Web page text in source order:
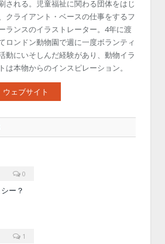
される。児童福祉に関わる団体をはじ
クライアント・ベースの仕事をするフ
ランスのイラストレーター。4年に渡
ロンドン動物園で週に一度ボランティ
動にいそしんだ経験があり、動物イラ
は本物からのインスピレーション。
ウェブサイト
0
ー？
1